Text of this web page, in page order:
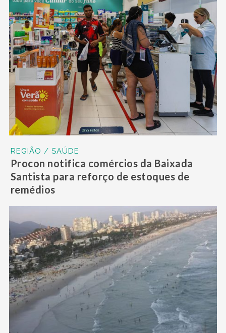
REGIÃO / SAÚDE
Procon notifica comércios da Baixada
Santista para reforço de estoques de
remédios